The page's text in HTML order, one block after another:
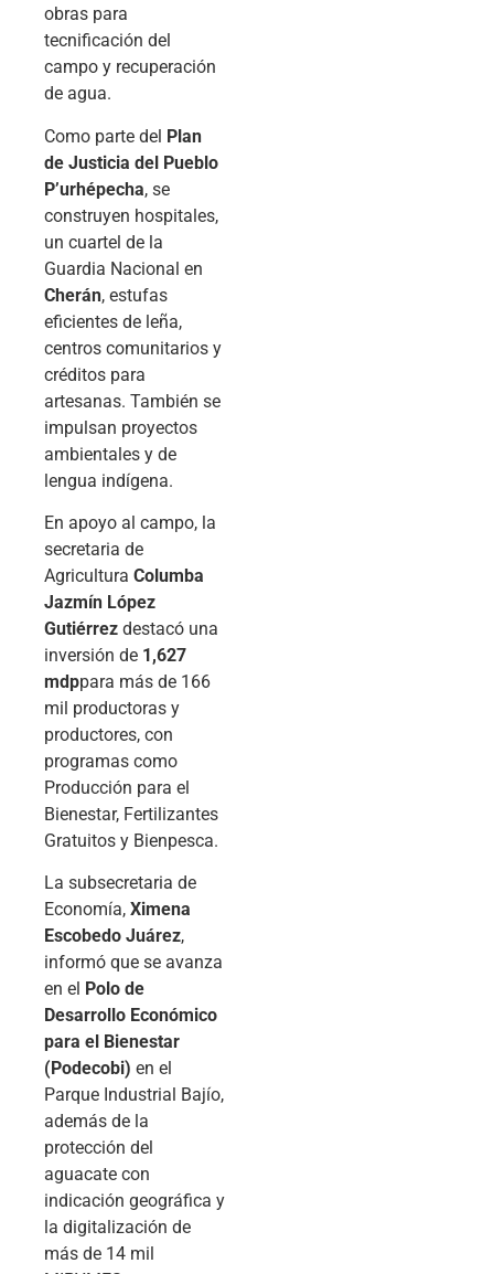
obras para
tecnificación del
campo y recuperación
de agua.
Como parte del Plan
de Justicia del Pueblo
P’urhépecha, se
construyen hospitales,
un cuartel de la
Guardia Nacional en
Cherán, estufas
eficientes de leña,
centros comunitarios y
créditos para
artesanas. También se
impulsan proyectos
ambientales y de
lengua indígena.
En apoyo al campo, la
secretaria de
Agricultura Columba
Jazmín López
Gutiérrez destacó una
inversión de 1,627
mdppara más de 166
mil productoras y
productores, con
programas como
Producción para el
Bienestar, Fertilizantes
Gratuitos y Bienpesca.
La subsecretaria de
Economía, Ximena
Escobedo Juárez,
informó que se avanza
en el Polo de
Desarrollo Económico
para el Bienestar
(Podecobi) en el
Parque Industrial Bajío,
además de la
protección del
aguacate con
indicación geográfica y
la digitalización de
más de 14 mil